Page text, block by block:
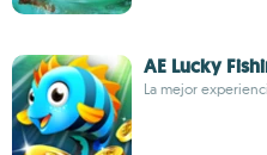
AE Lucky
La mejor